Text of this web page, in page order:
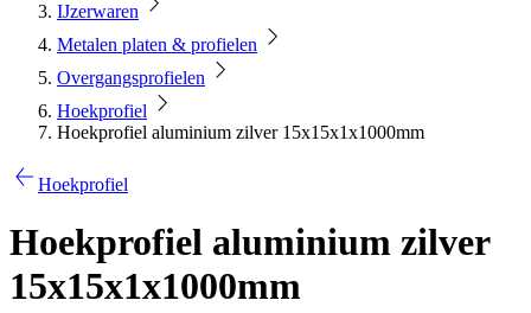
IJzerwaren
Metalen platen & profielen
Overgangsprofielen
Hoekprofiel
Hoekprofiel aluminium zilver 15x15x1x1000mm
Hoekprofiel
Hoekprofiel aluminium zilver
15x15x1x1000mm